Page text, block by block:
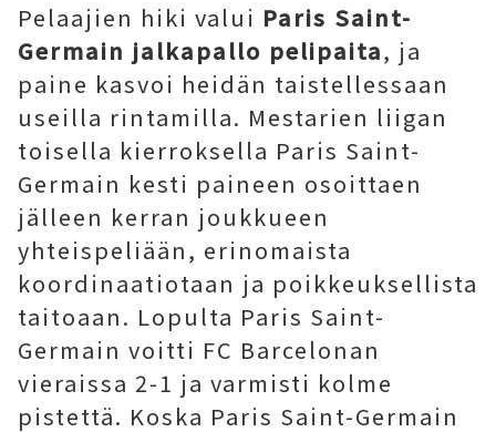
Pelaajien hiki valui Paris Saint-
Germain jalkapallo pelipaita, ja
paine kasvoi heidän taistellessaan
useilla rintamilla. Mestarien liigan
toisella kierroksella Paris Saint-
Germain kesti paineen osoittaen
jälleen kerran joukkueen
yhteispeliään, erinomaista
koordinaatiotaan ja poikkeuksellista
taitoaan. Lopulta Paris Saint-
Germain voitti FC Barcelonan
vieraissa 2-1 ja varmisti kolme
pistettä. Koska Paris Saint-Germain